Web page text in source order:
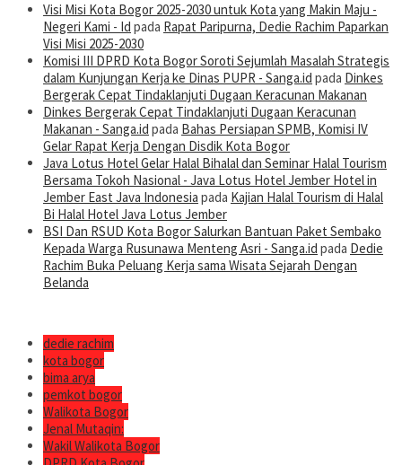
Visi Misi Kota Bogor 2025-2030 untuk Kota yang Makin Maju -
Negeri Kami - Id pada Rapat Paripurna, Dedie Rachim Paparkan
Visi Misi 2025-2030
Komisi III DPRD Kota Bogor Soroti Sejumlah Masalah Strategis
dalam Kunjungan Kerja ke Dinas PUPR - Sanga.id pada Dinkes
Bergerak Cepat Tindaklanjuti Dugaan Keracunan Makanan
Dinkes Bergerak Cepat Tindaklanjuti Dugaan Keracunan
Makanan - Sanga.id pada Bahas Persiapan SPMB, Komisi IV
Gelar Rapat Kerja Dengan Disdik Kota Bogor
Java Lotus Hotel Gelar Halal Bihalal dan Seminar Halal Tourism
Bersama Tokoh Nasional - Java Lotus Hotel Jember Hotel in
Jember East Java Indonesia pada Kajian Halal Tourism di Halal
Bi Halal Hotel Java Lotus Jember
BSI Dan RSUD Kota Bogor Salurkan Bantuan Paket Sembako
Kepada Warga Rusunawa Menteng Asri - Sanga.id pada Dedie
Rachim Buka Peluang Kerja sama Wisata Sejarah Dengan
Belanda
dedie rachim
kota bogor
bima arya
pemkot bogor
Walikota Bogor
Jenal Mutaqin:
Wakil Walikota Bogor